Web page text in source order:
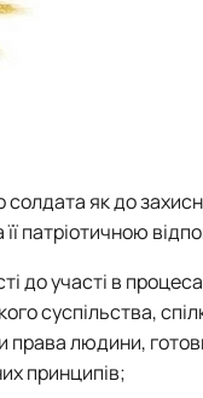
як до
патріотичною
до участі в
суспільства,
людини,
принципів;